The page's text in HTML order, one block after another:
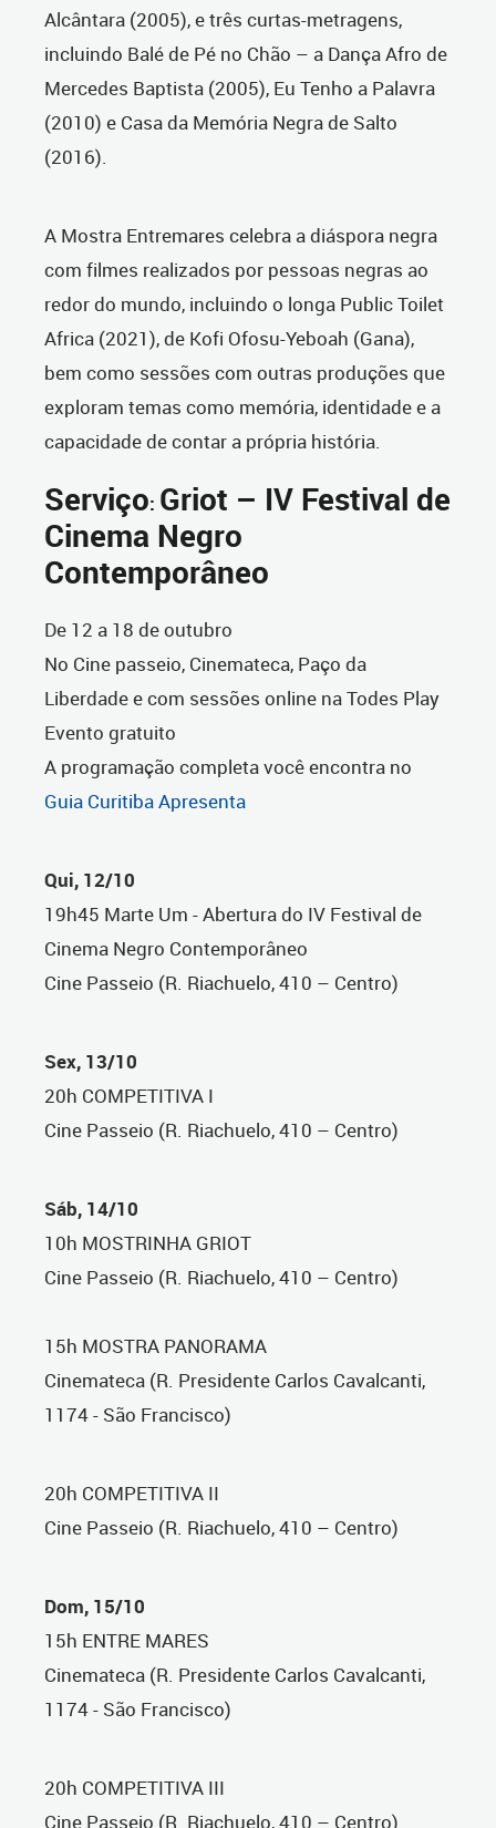
Alcântara (2005), e três curtas-metragens,
incluindo Balé de Pé no Chão – a Dança Afro de
Mercedes Baptista (2005), Eu Tenho a Palavra
(2010) e Casa da Memória Negra de Salto
(2016).
A Mostra Entremares celebra a diáspora negra
com filmes realizados por pessoas negras ao
redor do mundo, incluindo o longa Public Toilet
Africa (2021), de Kofi Ofosu-Yeboah (Gana),
bem como sessões com outras produções que
exploram temas como memória, identidade e a
capacidade de contar a própria história.
Serviço: Griot – IV Festival de
Cinema Negro
Contemporâneo
De 12 a 18 de outubro
No Cine passeio, Cinemateca, Paço da
Liberdade e com sessões online na Todes Play
Evento gratuito
A programação completa você encontra no
Guia Curitiba Apresenta
Qui, 12/10
19h45 Marte Um - Abertura do IV Festival de
Cinema Negro Contemporâneo
Cine Passeio (R. Riachuelo, 410 – Centro)
Sex, 13/10
20h COMPETITIVA I
Cine Passeio (R. Riachuelo, 410 – Centro)
Sáb, 14/10
10h MOSTRINHA GRIOT
Cine Passeio (R. Riachuelo, 410 – Centro)
15h MOSTRA PANORAMA
Cinemateca (R. Presidente Carlos Cavalcanti,
1174 - São Francisco)
20h COMPETITIVA II
Cine Passeio (R. Riachuelo, 410 – Centro)
Dom, 15/10
15h ENTRE MARES
Cinemateca (R. Presidente Carlos Cavalcanti,
1174 - São Francisco)
20h COMPETITIVA III
Cine Passeio (R. Riachuelo, 410 – Centro)